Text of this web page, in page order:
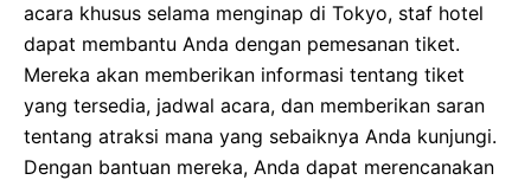
acara khusus selama menginap di Tokyo, staf hotel
dapat membantu Anda dengan pemesanan tiket.
Mereka akan memberikan informasi tentang tiket
yang tersedia, jadwal acara, dan memberikan saran
tentang atraksi mana yang sebaiknya Anda kunjungi.
Dengan bantuan mereka, Anda dapat merencanakan